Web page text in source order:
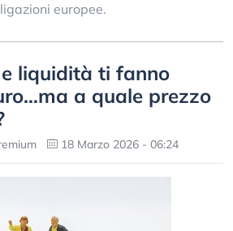
europee.
liquidità ti fanno
a quale prezzo
18 Marzo 2026 - 06:24